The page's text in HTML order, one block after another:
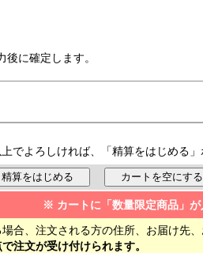
に確定します。
上でよろしければ、「精算をはじめる
※ カートに「数量限定商品」
合、注文される方の住所、お届け先
注文が受け付けられます。